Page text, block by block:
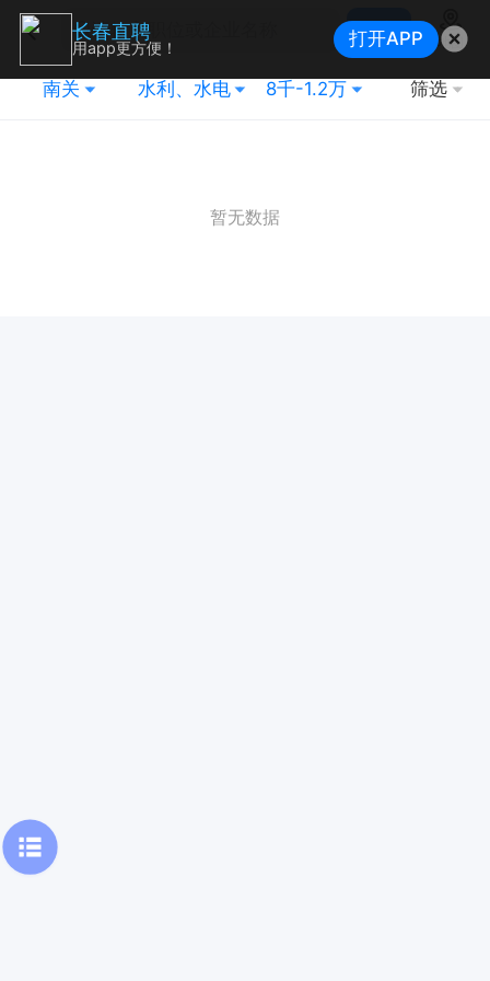
搜索
地图
南关 水利、水电 8千-1.2万 筛选
暂无数据
长春直聘
用app更方便！ 打开APP